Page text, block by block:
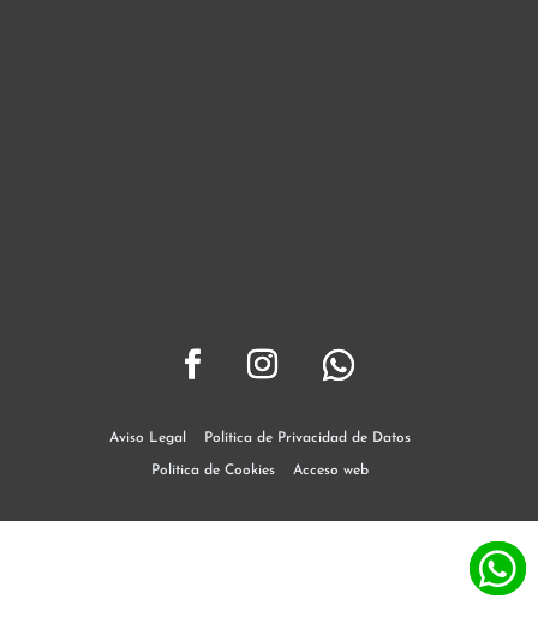


Aviso Legal Política de Privacidad de Datos
Política de Cookies Acceso web